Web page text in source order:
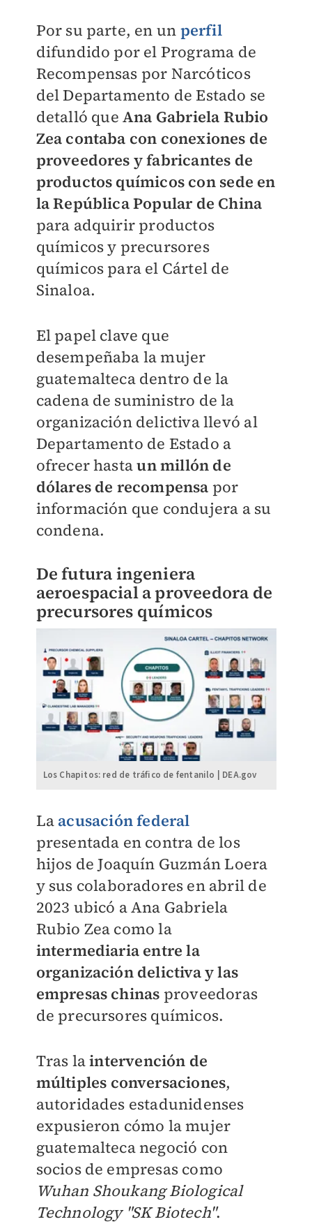
Por su parte, en un perfil
difundido por el Programa de
Recompensas por Narcóticos
del Departamento de Estado se
detalló que Ana Gabriela Rubio
Zea contaba con conexiones de
proveedores y fabricantes de
productos químicos con sede en
la República Popular de China
para adquirir productos
químicos y precursores
químicos para el Cártel de
Sinaloa.
El papel clave que
desempeñaba la mujer
guatemalteca dentro de la
cadena de suministro de la
organización delictiva llevó al
Departamento de Estado a
ofrecer hastaun millón de
dólares de recompensa por
información que condujera a su
condena.
De futura ingeniera
aeroespacial a proveedora de
precursores químicos
Los Chapitos: red de tráfico de fentanilo | DEA.gov
La acusación federal
presentada en contra de los
hijos de Joaquín Guzmán Loera
y sus colaboradores en abril de
2023 ubicó a Ana Gabriela
Rubio Zea como la
intermediaria entre la
organización delictiva y las
empresas chinas proveedoras
de precursores químicos.
Tras laintervención de
múltiples conversaciones,
autoridades estadunidenses
expusieron cómo la mujer
guatemalteca negoció con
socios de empresas como
Wuhan Shoukang Biological
Technology "SK Biotech".